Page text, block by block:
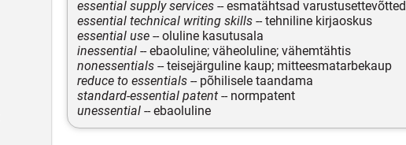
essential supply services -- esmatähtsad varustusettevõtted
essential technical writing skills -- tehniline kirjaoskus
essential use -- oluline kasutusala
inessential -- ebaoluline; väheoluline; vähemtähtis
nonessentials -- teisejärguline kaup; mitteesmatarbekaup
reduce to essentials -- põhilisele taandama
standard-essential patent -- normpatent
unessential -- ebaoluline